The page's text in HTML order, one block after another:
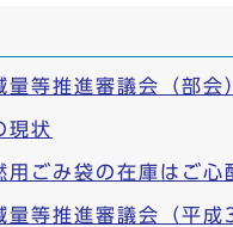
量等推進審議会（部会
現状
用ごみ袋の在庫はご心
量等推進審議会（平成